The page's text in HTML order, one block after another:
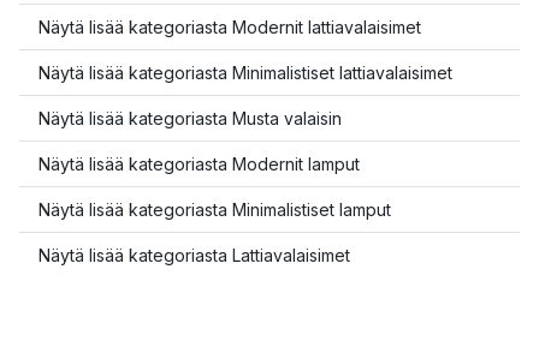
Näytä lisää kategoriasta Modernit lattiavalaisimet
Näytä lisää kategoriasta Minimalistiset lattiavalaisimet
Näytä lisää kategoriasta Musta valaisin
Näytä lisää kategoriasta Modernit lamput
Näytä lisää kategoriasta Minimalistiset lamput
Näytä lisää kategoriasta Lattiavalaisimet